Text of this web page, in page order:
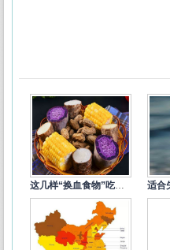
这几样“换血食物”吃一次就让你